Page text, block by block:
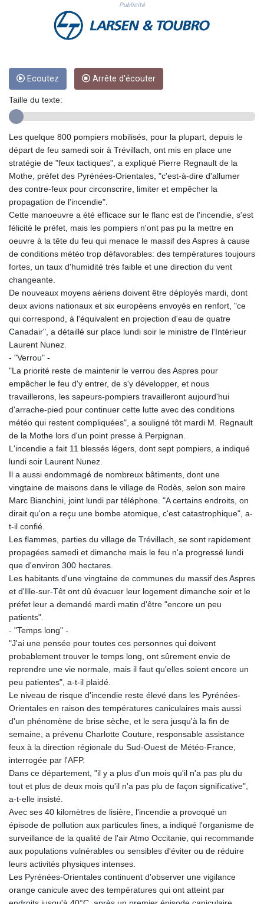
FKP 0.857252
GBP 0.858527
GIP 0.857252
GMD 84.980421
GTQ 8.794891
HKD 9.067746
HNL 30.895616
HRK 7.536622
HTG 150.718127
HUF 363.096405
ILS 3.468234
IMP 0.857252
INR 110.076256
IQD 1509.981237
IRR
ISK 142.598215
JEP 0.857252
JMD 183.057725
JOD 0.819746
KGS 101.104505
KHR 4681.941823
KMF 492.514185
KRW 1627.677557
KWD 0.356853
KYD 0.960588
KZT 540.233287
LBP
103223.017367
LKR 386.635196
LRD 208.057415
LTL 3.413768
LVL 0.699335
MAD 10.743067
MDL 20.044751
MGA 4918.938878
MNT 4157.293457
MOP 9.314584
MRU 46.338424
MVR 17.862733
MWK 1998.775164
MXN 19.812061
MYR 4.728715
MZN 73.882892
NGN 1577.963717
NIO 42.419473
NPR 175.501819
NZD 1.966719
OMR 0.442445
PAB 1.152686
PEN 3.903651
PGK 5.093937
PHP 70.183258
Publicité
Ecoutez Arrête d'écouter
Taille du texte:
Les quelque 800 pompiers mobilisés, pour la plupart, depuis le
départ de feu samedi soir à Trévillach, ont mis en place une
stratégie de "feux tactiques", a expliqué Pierre Regnault de la
Mothe, préfet des Pyrénées-Orientales, "c'est-à-dire d'allumer
des contre-feux pour circonscrire, limiter et empêcher la
propagation de l'incendie".
Cette manoeuvre a été efficace sur le flanc est de l'incendie, s'est
félicité le préfet, mais les pompiers n'ont pas pu la mettre en
oeuvre à la tête du feu qui menace le massif des Aspres à cause
de conditions météo trop défavorables: des températures toujours
fortes, un taux d'humidité très faible et une direction du vent
changeante.
De nouveaux moyens aériens doivent être déployés mardi, dont
deux avions nationaux et six européens envoyés en renfort, "ce
qui correspond, à l'équivalent en projection d'eau de quatre
Canadair", a détaillé sur place lundi soir le ministre de l'Intérieur
Laurent Nunez.
- "Verrou" -
"La priorité reste de maintenir le verrou des Aspres pour
empêcher le feu d'y entrer, de s'y développer, et nous
travaillerons, les sapeurs-pompiers travailleront aujourd'hui
d'arrache-pied pour continuer cette lutte avec des conditions
météo qui restent compliquées", a souligné tôt mardi M. Regnault
de la Mothe lors d'un point presse à Perpignan.
L'incendie a fait 11 blessés légers, dont sept pompiers, a indiqué
lundi soir Laurent Nunez.
Il a aussi endommagé de nombreux bâtiments, dont une
vingtaine de maisons dans le village de Rodès, selon son maire
Marc Bianchini, joint lundi par téléphone. "A certains endroits, on
dirait qu'on a reçu une bombe atomique, c'est catastrophique", a-
t-il confié.
Les flammes, parties du village de Trévillach, se sont rapidement
propagées samedi et dimanche mais le feu n'a progressé lundi
que d'environ 300 hectares.
Les habitants d'une vingtaine de communes du massif des Aspres
et d'Ille-sur-Têt ont dû évacuer leur logement dimanche soir et le
préfet leur a demandé mardi matin d'être "encore un peu
patients".
- "Temps long" -
"J'ai une pensée pour toutes ces personnes qui doivent
probablement trouver le temps long, ont sûrement envie de
reprendre une vie normale, mais il faut qu'elles soient encore un
peu patientes", a-t-il plaidé.
Le niveau de risque d'incendie reste élevé dans les Pyrénées-
Orientales en raison des températures caniculaires mais aussi
d'un phénomène de brise sèche, et le sera jusqu'à la fin de
semaine, a prévenu Charlotte Couture, responsable assistance
feux à la direction régionale du Sud-Ouest de Météo-France,
interrogée par l'AFP.
Dans ce département, "il y a plus d'un mois qu'il n'a pas plu du
tout et plus de deux mois qu'il n'a pas plu de façon significative",
a-t-elle insisté.
Avec ses 40 kilomètres de lisière, l'incendie a provoqué un
épisode de pollution aux particules fines, a indiqué l'organisme de
surveillance de la qualité de l'air Atmo Occitanie, qui recommande
aux populations vulnérables ou sensibles d'éviter ou de réduire
leurs activités physiques intenses.
Les Pyrénées-Orientales continuent d'observer une vigilance
orange canicule avec des températures qui ont atteint par